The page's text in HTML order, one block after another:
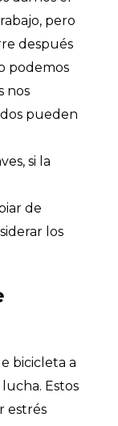
pero
después
podemos
nos
pueden
si la
de
los
bicicleta a
Estos
estrés